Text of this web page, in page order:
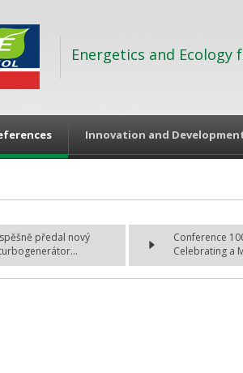
Energetics and Ecology
Innovation and
předal nový
Conference
Celebrating a